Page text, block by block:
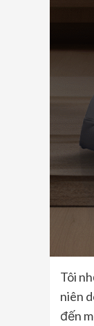
Tôi
niên
đến